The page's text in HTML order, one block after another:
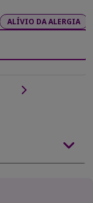
ALÍVIO DA ALERGIA